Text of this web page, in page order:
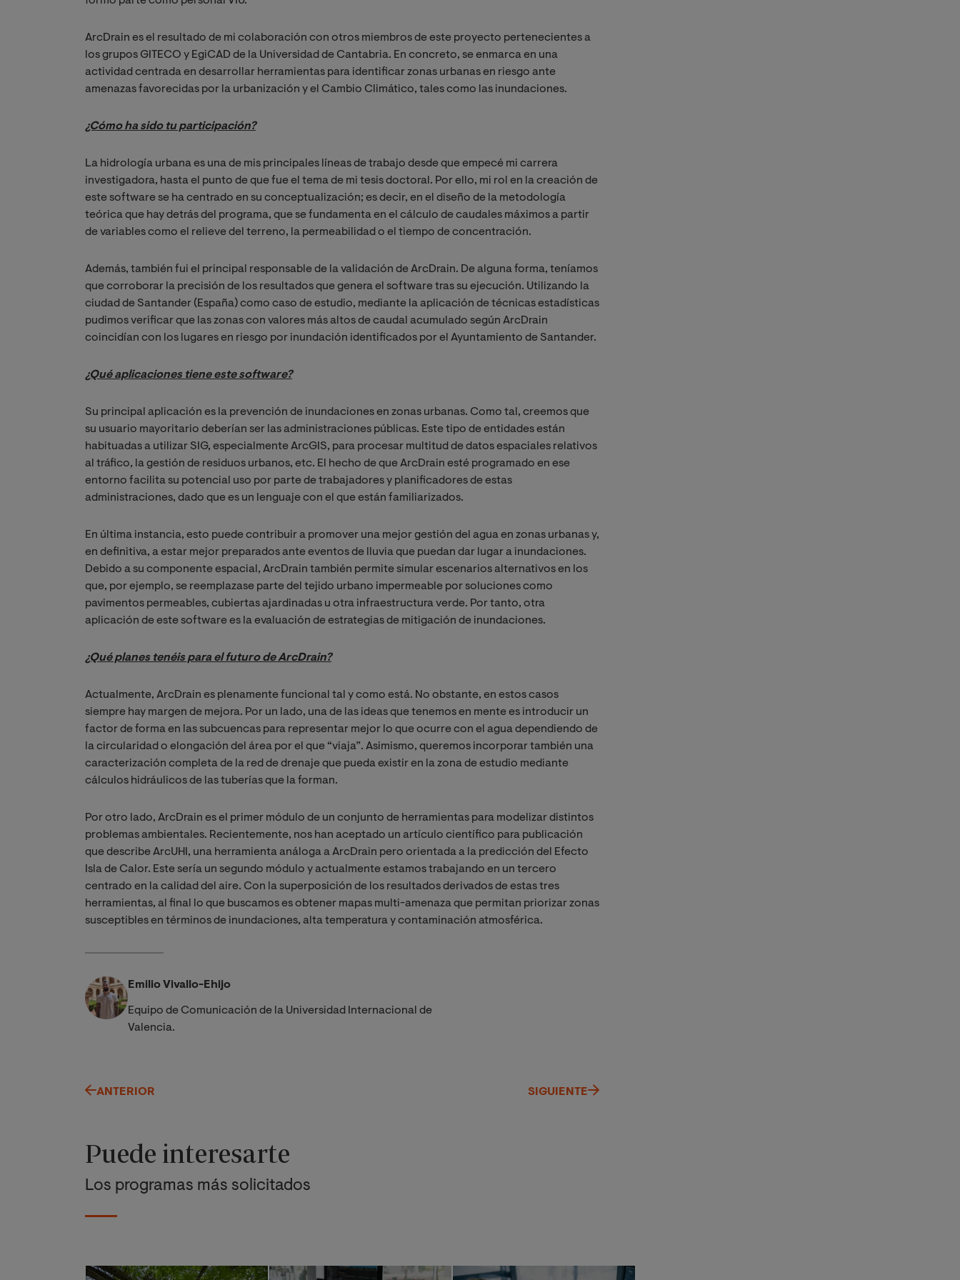
ArcDrain es el resultado de mi colaboración con otros miembros de este proyecto pertenecientes a
los grupos GITECO y EgiCAD de la Universidad de Cantabria. En concreto, se enmarca en una
actividad centrada en desarrollar herramientas para identificar zonas urbanas en riesgo ante
amenazas favorecidas por la urbanización y el Cambio Climático, tales como las inundaciones.
¿Cómo ha sido tu participación?
La hidrología urbana es una de mis principales líneas de trabajo desde que empecé mi carrera
investigadora, hasta el punto de que fue el tema de mi tesis doctoral. Por ello, mi rol en la creación de
este software se ha centrado en su conceptualización; es decir, en el diseño de la metodología
teórica que hay detrás del programa, que se fundamenta en el cálculo de caudales máximos a partir
de variables como el relieve del terreno, la permeabilidad o el tiempo de concentración.
Además, también fui el principal responsable de la validación de ArcDrain. De alguna forma, teníamos
que corroborar la precisión de los resultados que genera el software tras su ejecución. Utilizando la
ciudad de Santander (España) como caso de estudio, mediante la aplicación de técnicas estadísticas
pudimos verificar que las zonas con valores más altos de caudal acumulado según ArcDrain
coincidían con los lugares en riesgo por inundación identificados por el Ayuntamiento de Santander.
¿Qué aplicaciones tiene este software?
Su principal aplicación es la prevención de inundaciones en zonas urbanas. Como tal, creemos que
su usuario mayoritario deberían ser las administraciones públicas. Este tipo de entidades están
habituadas a utilizar SIG, especialmente ArcGIS, para procesar multitud de datos espaciales relativos
al tráfico, la gestión de residuos urbanos, etc. El hecho de que ArcDrain esté programado en ese
entorno facilita su potencial uso por parte de trabajadores y planificadores de estas
administraciones, dado que es un lenguaje con el que están familiarizados.
En última instancia, esto puede contribuir a promover una mejor gestión del agua en zonas urbanas y,
en definitiva, a estar mejor preparados ante eventos de lluvia que puedan dar lugar a inundaciones.
Debido a su componente espacial, ArcDrain también permite simular escenarios alternativos en los
que, por ejemplo, se reemplazase parte del tejido urbano impermeable por soluciones como
pavimentos permeables, cubiertas ajardinadas u otra infraestructura verde. Por tanto, otra
aplicación de este software es la evaluación de estrategias de mitigación de inundaciones.
¿Qué planes tenéis para el futuro de ArcDrain?
Actualmente, ArcDrain es plenamente funcional tal y como está. No obstante, en estos casos
siempre hay margen de mejora. Por un lado, una de las ideas que tenemos en mente es introducir un
factor de forma en las subcuencas para representar mejor lo que ocurre con el agua dependiendo de
la circularidad o elongación del área por el que “viaja”. Asimismo, queremos incorporar también una
caracterización completa de la red de drenaje que pueda existir en la zona de estudio mediante
cálculos hidráulicos de las tuberías que la forman.
Por otro lado, ArcDrain es el primer módulo de un conjunto de herramientas para modelizar distintos
problemas ambientales. Recientemente, nos han aceptado un artículo científico para publicación
que describe ArcUHI, una herramienta análoga a ArcDrain pero orientada a la predicción del Efecto
Isla de Calor. Este sería un segundo módulo y actualmente estamos trabajando en un tercero
centrado en la calidad del aire. Con la superposición de los resultados derivados de estas tres
herramientas, al final lo que buscamos es obtener mapas multi-amenaza que permitan priorizar zonas
susceptibles en términos de inundaciones, alta temperatura y contaminación atmosférica.
Emilio Vivallo-Ehijo
Equipo de Comunicación de la Universidad Internacional de
Valencia.
ANTERIOR SIGUIENTE
Puede interesarte
Los programas más solicitados